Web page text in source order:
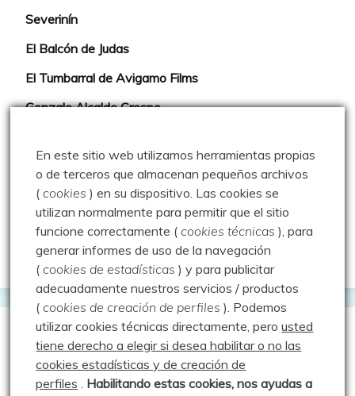
Severinín
El Balcón de Judas
El Tumbarral de Avigamo Films
Gonzalo Alcalde Crespo
Rutas y excursiones con niños
Valdeolea. Río Camesa, la vía azul
Aprendiz de sueños
Guías de Montaña
Manu - Entre Valles y Cumbre
En este sitio web utilizamos herramientas propias
o de terceros que almacenan pequeños archivos
(cookies ) en su dispositivo. Las cookies se
utilizan normalmente para permitir que el sitio
funcione correctamente (cookies técnicas ), para
generar informes de uso de la navegación
(cookies de estadísticas ) y para publicitar
adecuadamente nuestros servicios / productos
(cookies de creación de perfiles ). Podemos
utilizar cookies técnicas directamente, perousted
tiene derecho a elegir si desea habilitar o no las
cookies estadísticas y de creación de
perfiles . Habilitando estas cookies, nos ayudas a